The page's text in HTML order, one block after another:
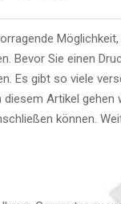
Bevor Sie einen
Es gibt so viele
Artikel
können.